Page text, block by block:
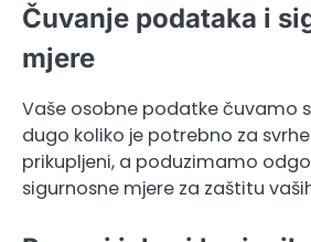
Čuvanje podataka i
mjere
Vaše osobne podatke čuvamo
dugo koliko je potrebno za svrhe
prikupljeni, a poduzimamo
sigurnosne mjere za zaštitu